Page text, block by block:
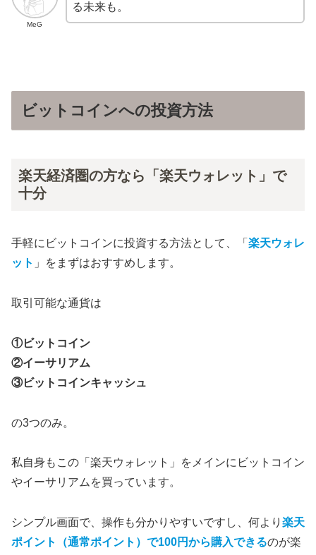
MeG
る未来も。
ビットコインへの投資方法
楽天経済圏の方なら「楽天ウォレット」で
十分
手軽にビットコインに投資する方法として、「 楽天ウォレ
ット 」をまずはおすすめします。
取引可能な通貨は
①ビットコイン
②イーサリアム
③ビットコインキャッシュ
の3つのみ。
私自身もこの「楽天ウォレット」をメインにビットコイン
やイーサリアムを買っています。
シンプル画面で、操作も分かりやすいですし、何より 楽天
ポイント（通常ポイント）で100円から購入できるのが楽